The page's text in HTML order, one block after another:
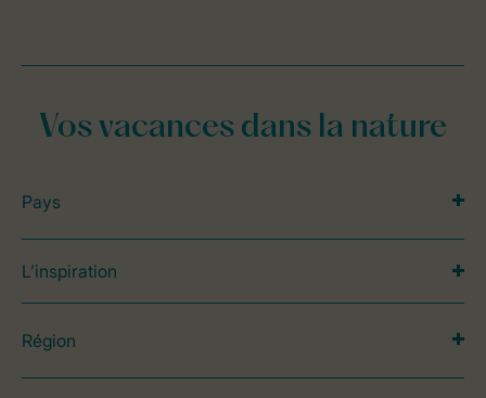
Vos vacances dans la nature
Pays
L’inspiration
Région